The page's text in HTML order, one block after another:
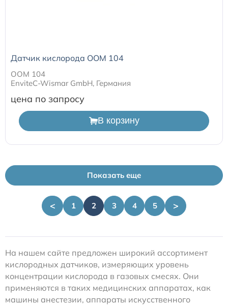
Датчик кислорода ООМ 104
ООМ 104
EnviteC-Wismar GmbH, Германия
цена по запросу
В корзину
Показать еще
< 1 2 3 4 5 >
На нашем сайте предложен широкий ассортимент
кислородных датчиков, измеряющих уровень
концентрации кислорода в газовых смесях. Они
применяются в таких медицинских аппаратах, как
машины анестезии, аппараты искусственного